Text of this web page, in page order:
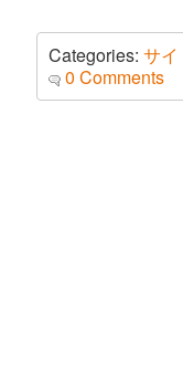
Categories: サ
0 Comments